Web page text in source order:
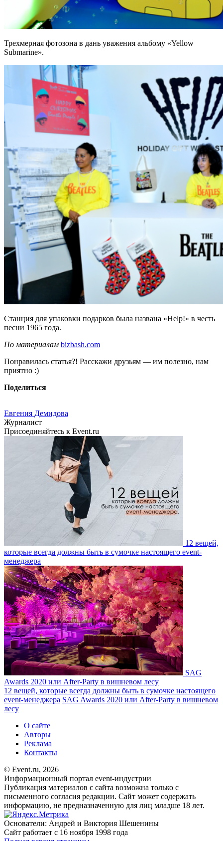
Трехмерная фотозона в дань уважения альбому «Yellow
Submarine».
Станция для упаковки подарков была названа «Help!» в честь
песни 1965 года.
По материалам bizbash.com
Понравилась статья?! Расскажи друзьям — им полезно, нам
приятно :)
Поделиться
Евгения Демидова
Журналист
Присоединяйтесь к Event.ru
12 вещей,
которые всегда должны быть в сумочке настоящего event-
менеджера
SAG
Awards 2020 или After-Party в вишневом лесу
12 вещей, которые всегда должны быть в сумочке настоящего
event-менеджера SAG Awards 2020 или After-Party в вишневом
лесу
О сайте
Авторы
Реклама
Контакты
© Event.ru, 2026
Информационный портал event-индустрии
Публикация материалов с сайта возможна только с
письменного согласия редакции. Сайт может содержать
информацию, не предназначенную для лиц младше 18 лет.
Основатели: Андрей и Виктория Шешенины
Сайт работает с 16 ноября 1998 года